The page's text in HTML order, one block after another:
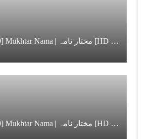
[Ep 20 of 40] Mukhtar Nama | مختار نامہ [HD Quality]
[Ep 34 of 40] Mukhtar Nama | مختار نامہ [HD Quality]